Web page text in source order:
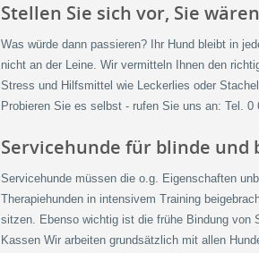
Stellen Sie sich vor, Sie
Was würde dann passieren? Ihr Hund bleibt in
nicht an der Leine. Wir vermitteln Ihnen den
Stress und Hilfsmittel wie Leckerlies oder
Probieren Sie es selbst - rufen Sie uns an: Tel. 0
Servicehunde für blinde und
Servicehunde müssen die o.g. Eigenschaften
Therapiehunden in intensivem Training
sitzen. Ebenso wichtig ist die frühe Bindung von
Kassen Wir arbeiten grundsätzlich mit allen